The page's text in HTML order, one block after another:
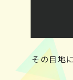
その目地